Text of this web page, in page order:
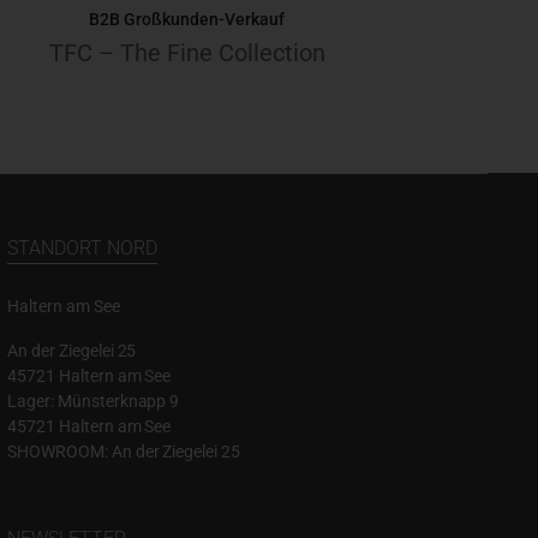
B2B Großkunden-Verkauf
TFC – The Fine Collection
STANDORT NORD
Haltern am See
An der Ziegelei 25
45721 Haltern am See
Lager: Münsterknapp 9
45721 Haltern am See
SHOWROOM: An der Ziegelei 25